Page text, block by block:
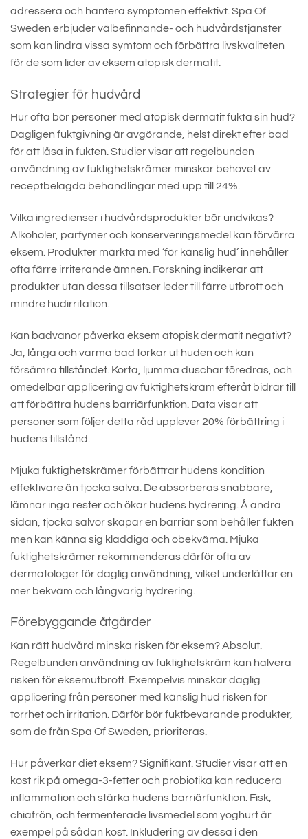
adressera och hantera symptomen effektivt. Spa Of
Sweden erbjuder välbefinnande- och hudvårdstjänster
som kan lindra vissa symtom och förbättra livskvaliteten
för de som lider av eksem atopisk dermatit.
Strategier för hudvård
Hur ofta bör personer med atopisk dermatit fukta sin hud?
Dagligen fuktgivning är avgörande, helst direkt efter bad
för att låsa in fukten. Studier visar att regelbunden
användning av fuktighetskrämer minskar behovet av
receptbelagda behandlingar med upp till 24%.
Vilka ingredienser i hudvårdsprodukter bör undvikas?
Alkoholer, parfymer och konserveringsmedel kan förvärra
eksem. Produkter märkta med ’för känslig hud’ innehåller
ofta färre irriterande ämnen. Forskning indikerar att
produkter utan dessa tillsatser leder till färre utbrott och
mindre hudirritation.
Kan badvanor påverka eksem atopisk dermatit negativt?
Ja, långa och varma bad torkar ut huden och kan
försämra tillståndet. Korta, ljumma duschar föredras, och
omedelbar applicering av fuktighetskräm efteråt bidrar till
att förbättra hudens barriärfunktion. Data visar att
personer som följer detta råd upplever 20% förbättring i
hudens tillstånd.
Mjuka fuktighetskrämer förbättrar hudens kondition
effektivare än tjocka salva. De absorberas snabbare,
lämnar inga rester och ökar hudens hydrering. Å andra
sidan, tjocka salvor skapar en barriär som behåller fukten
men kan känna sig kladdiga och obekväma. Mjuka
fuktighetskrämer rekommenderas därför ofta av
dermatologer för daglig användning, vilket underlättar en
mer bekväm och långvarig hydrering.
Förebyggande åtgärder
Kan rätt hudvård minska risken för eksem? Absolut.
Regelbunden användning av fuktighetskräm kan halvera
risken för eksemutbrott. Exempelvis minskar daglig
applicering från personer med känslig hud risken för
torrhet och irritation. Därför bör fuktbevarande produkter,
som de från Spa Of Sweden, prioriteras.
Hur påverkar diet eksem? Signifikant. Studier visar att en
kost rik på omega-3-fetter och probiotika kan reducera
inflammation och stärka hudens barriärfunktion. Fisk,
chiafrön, och fermenterade livsmedel som yoghurt är
exempel på sådan kost. Inkludering av dessa i den